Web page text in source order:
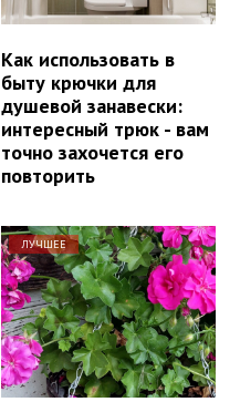
Как использовать в
быту крючки для
душевой занавески:
интересный трюк - вам
точно захочется его
повторить
ЛУЧШЕЕ